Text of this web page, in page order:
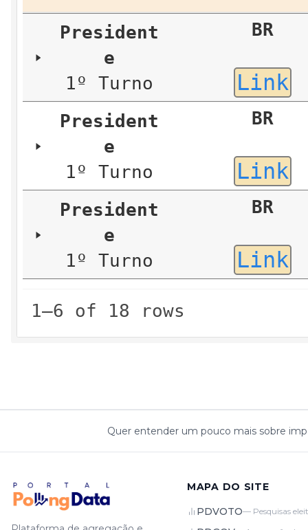
Quer entender um pouco mais sobre
MAPA DO SITE
PDVOTO— Pesquisas